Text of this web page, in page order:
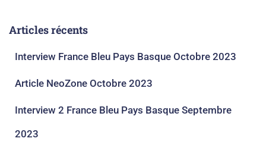
Articles récents
Interview France Bleu Pays Basque Octobre 2023​
Article NeoZone Octobre 2023
Interview 2 France Bleu Pays Basque Septembre
2023​